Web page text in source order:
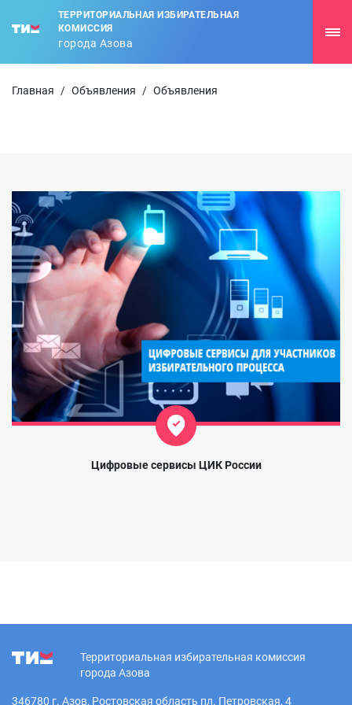
ТЕРРИТОРИАЛЬНАЯ ИЗБИРАТЕЛЬНАЯ
КОМИССИЯ
города Азова
Главная / Объявления / Объявления
Цифровые сервисы ЦИК России
Территориальная избирательная комиссия
города Азова
346780 г. Азов, Ростовская область пл. Петровская, 4